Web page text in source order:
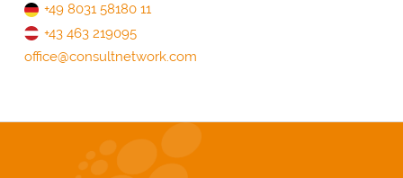
+49 8031 58180 11
+43 463 219095
office@consultnetwork.com